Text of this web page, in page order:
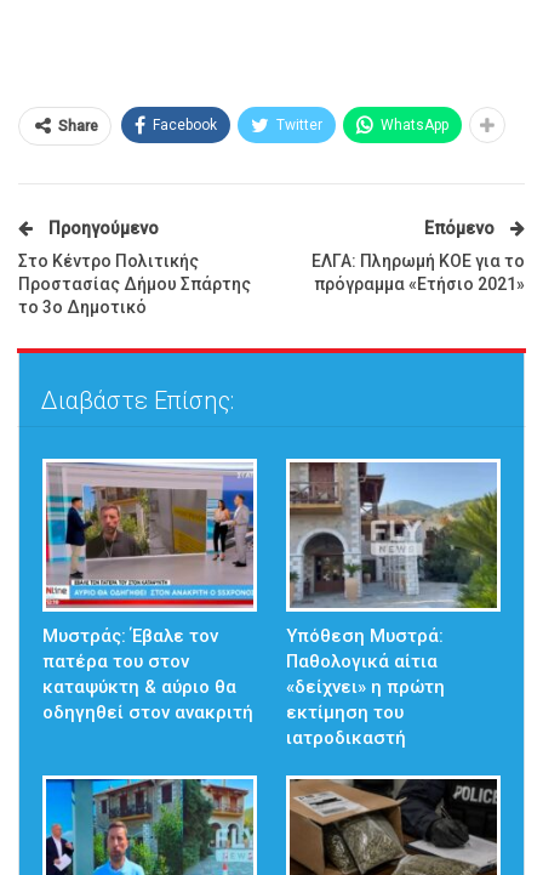
Share Facebook Twitter WhatsApp
Προηγούμενο
Στο Κέντρο Πολιτικής
Προστασίας Δήμου Σπάρτης
το 3ο Δημοτικό
Επόμενο
ΕΛΓΑ: Πληρωμή ΚΟΕ για το
πρόγραμμα «Ετήσιο 2021»
Διαβάστε Επίσης:
Μυστράς: Έβαλε τον
πατέρα του στον
καταψύκτη & αύριο θα
οδηγηθεί στον ανακριτή
Υπόθεση Μυστρά:
Παθολογικά αίτια
«δείχνει» η πρώτη
εκτίμηση του
ιατροδικαστή